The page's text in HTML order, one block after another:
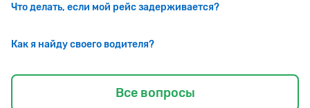
Что делать, если мой рейс задерживается?
Как я найду своего водителя?
Все вопросы